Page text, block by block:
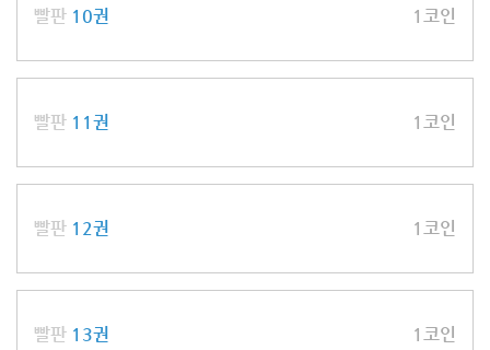
빨판 10권 1코인
빨판 11권 1코인
빨판 12권 1코인
빨판 13권 1코인